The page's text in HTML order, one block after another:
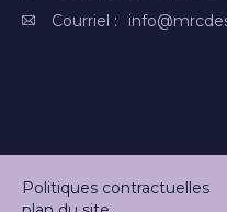
Courriel :
Politiques contractuelles